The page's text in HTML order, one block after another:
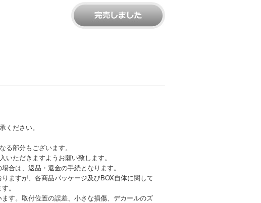
ださい。
部分もございます。
ただきますようお願い致します。
合は、返品・返金の手続となります。
ますが、各商品パッケージ及びBOX自体に関して
。
す。取付位置の誤差、小さな損傷、デカールのズ